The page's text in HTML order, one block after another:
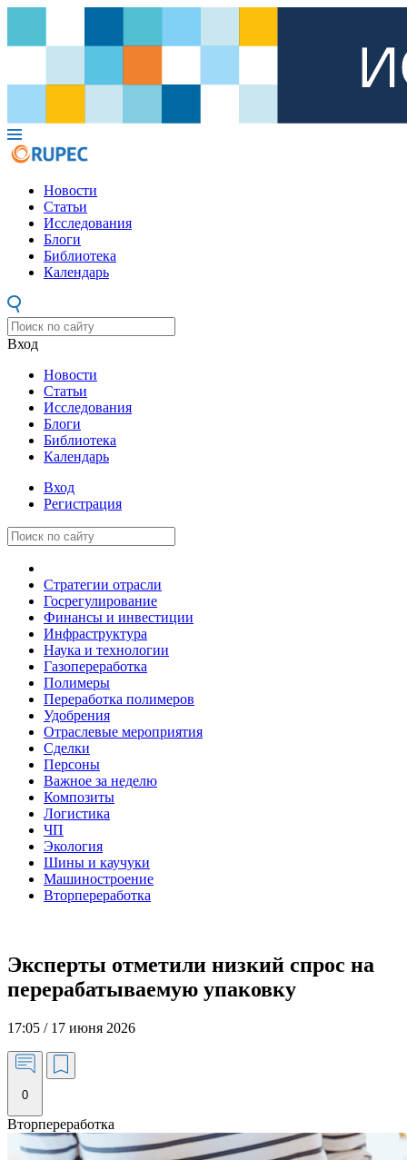
Новости
Статьи
Исследования
Блоги
Библиотека
Календарь
Вход
Новости
Статьи
Исследования
Блоги
Библиотека
Календарь
Вход
Регистрация
Стратегии отрасли
Госрегулирование
Финансы и инвестиции
Инфраструктура
Наука и технологии
Газопереработка
Полимеры
Переработка полимеров
Удобрения
Отраслевые мероприятия
Сделки
Персоны
Важное за неделю
Композиты
Логистика
ЧП
Экология
Шины и каучуки
Машиностроение
Вторпереработка
Эксперты отметили низкий спрос на
перерабатываемую упаковку
17:05 / 17 июня 2026
0